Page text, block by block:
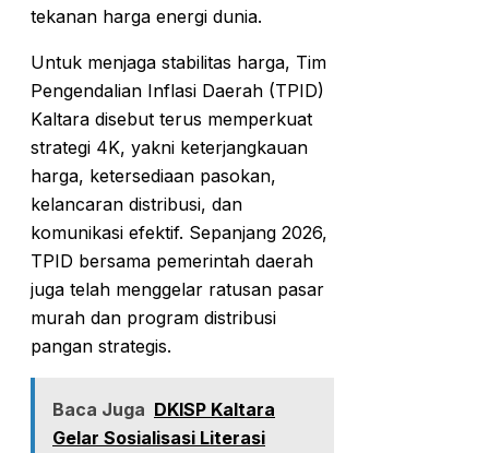
tekanan harga energi dunia.
Untuk menjaga stabilitas harga, Tim
Pengendalian Inflasi Daerah (TPID)
Kaltara disebut terus memperkuat
strategi 4K, yakni keterjangkauan
harga, ketersediaan pasokan,
kelancaran distribusi, dan
komunikasi efektif. Sepanjang 2026,
TPID bersama pemerintah daerah
juga telah menggelar ratusan pasar
murah dan program distribusi
pangan strategis.
Baca Juga DKISP Kaltara
Gelar Sosialisasi Literasi